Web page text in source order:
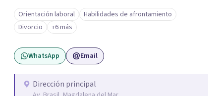
Therapy). Formación en Terapia de esquemas por CETEP.
Formación en Entrenamiento en Habilidades. Formación
en Análisis de la conducta. Formación en Terapia
Dialéctica Conductual - DBT. Formación en Terapia de
Familia y Pareja.
Orientación laboral
Habilidades de afrontamiento
Divorcio
+6 más
WhatsApp Email
Dirección principal